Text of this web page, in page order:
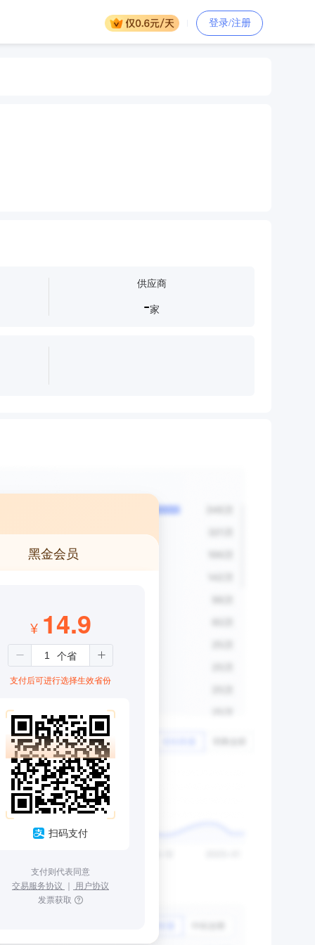
登录/注册
供应商
-家
黑金会员
¥ 14.9
支付后可进行选择生效省份
扫码支付
支付则代表同意
交易服务协议 ｜ 用户协议
发票获取